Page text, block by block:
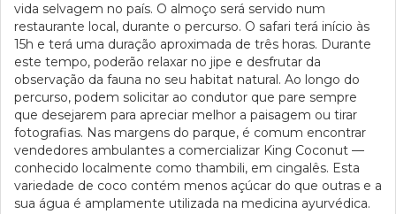
vida selvagem no país. O almoço será servido num
restaurante local, durante o percurso. O safari terá início às
15h e terá uma duração aproximada de três horas. Durante
este tempo, poderão relaxar no jipe e desfrutar da
observação da fauna no seu habitat natural. Ao longo do
percurso, podem solicitar ao condutor que pare sempre
que desejarem para apreciar melhor a paisagem ou tirar
fotografias. Nas margens do parque, é comum encontrar
vendedores ambulantes a comercializar King Coconut —
conhecido localmente como thambili, em cingalês. Esta
variedade de coco contém menos açúcar do que outras e a
sua água é amplamente utilizada na medicina ayurvédica.